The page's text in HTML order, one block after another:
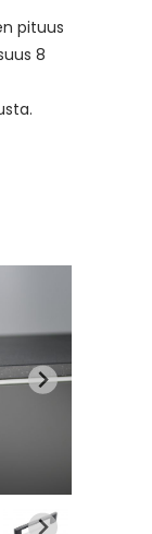
pituus
8